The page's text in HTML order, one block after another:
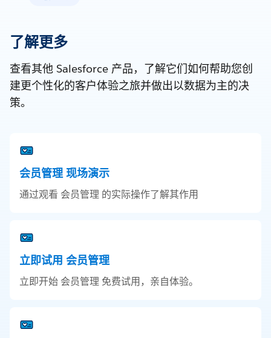
了解更多
查看其他 Salesforce 产品，了解它们如何帮助您创
建更个性化的客户体验之旅并做出以数据为主的决
策。
会员管理 现场演示
通过观看 会员管理 的实际操作了解其作用
立即试用 会员管理
立即开始 会员管理 免费试用，亲自体验。